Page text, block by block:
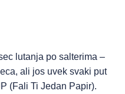
lutanja po salterima –
ali jos uvek svaki put
(Fali Ti Jedan Papir).